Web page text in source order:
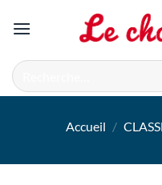
Recherche
pour :
Accueil /